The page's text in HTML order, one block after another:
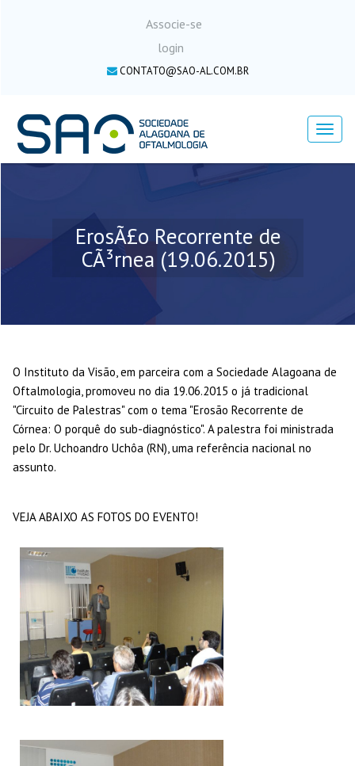
Associe-se
login
CONTATO@SAO-AL.COM.BR
Menu
ErosÃ£o Recorrente de
CÃ³rnea (19.06.2015)
O Instituto da Visão, em parceira com a Sociedade Alagoana de
Oftalmologia, promoveu no dia 19.06.2015 o já tradicional
"Circuito de Palestras" com o tema "Erosão Recorrente de
Córnea: O porquê do sub-diagnóstico". A palestra foi ministrada
pelo Dr. Uchoandro Uchôa (RN), uma referência nacional no
assunto.
VEJA ABAIXO AS FOTOS DO EVENTO!